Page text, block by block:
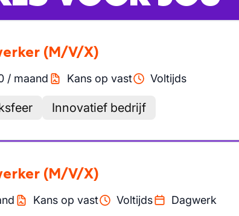
(M/V/X)
/ maand Kans op vast Voltijds
Innovatief bedrijf
(M/V/X)
Kans op vast Voltijds Dagwerk